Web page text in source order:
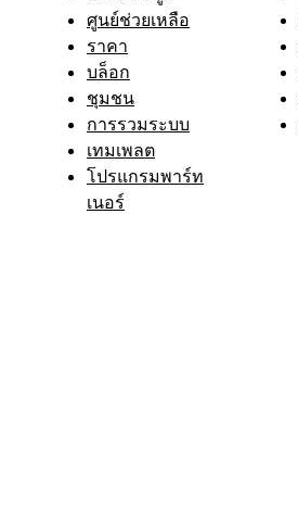
ศูนย์ช่วยเหลือ
ราคา
บล็อก
ชุมชน
การรวมระบบ
เทมเพลต
โปรแกรมพาร์ท
เนอร์